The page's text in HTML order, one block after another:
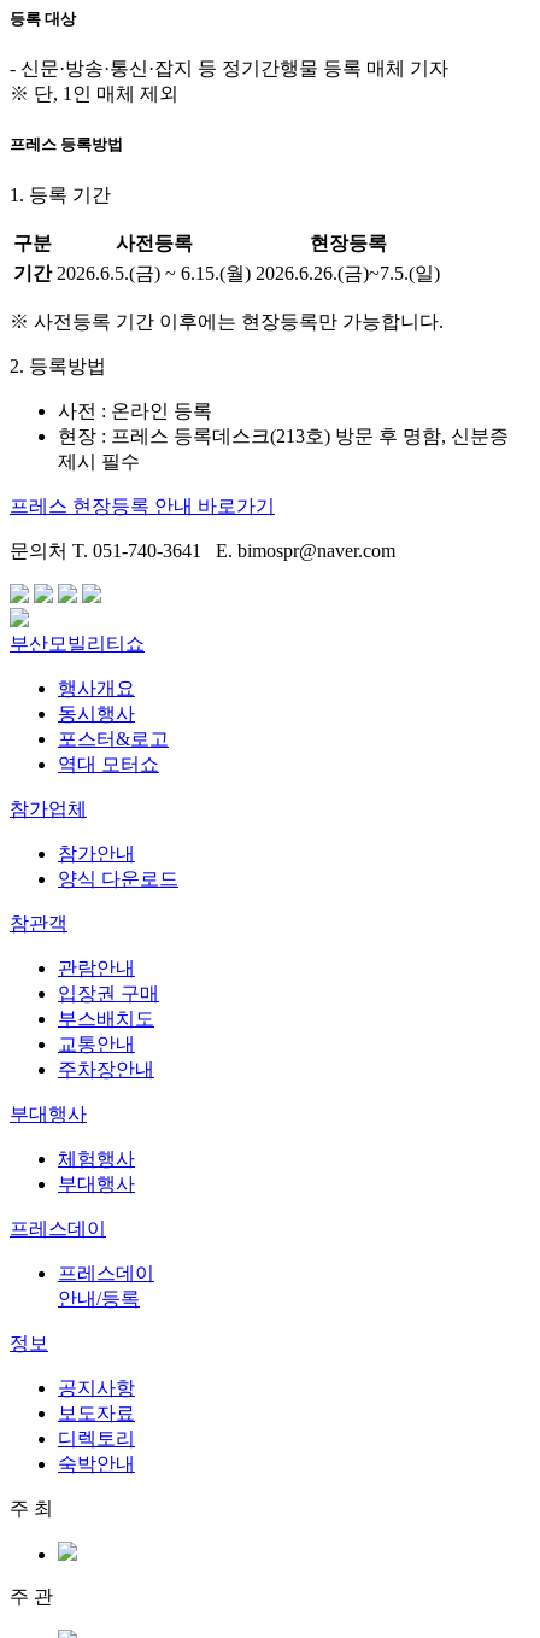
등록 대상
- 신문·방송·통신·잡지 등 정기간행물 등록 매체 기자
※ 단, 1인 매체 제외
프레스 등록방법
1. 등록 기간
구분 사전등록
현장등록
기간 2026.6.5.(금) ~ 6.15.(월) 2026.6.26.(금)~7.5.(일)
※ 사전등록 기간 이후에는 현장등록만 가능합니다.
2. 등록방법
사전 : 온라인 등록
현장 : 프레스 등록데스크(213호) 방문 후 명함, 신분증
제시 필수
프레스 현장등록 안내 바로가기
문의처 T. 051-740-3641 E. bimospr@naver.com
부산모빌리티쇼
행사개요
동시행사
포스터&로고
역대 모터쇼
참가업체
참가안내
양식 다운로드
참관객
관람안내
입장권 구매
부스배치도
교통안내
주차장안내
부대행사
체험행사
부대행사
프레스데이
프레스데이
안내/등록
정보
공지사항
보도자료
디렉토리
숙박안내
주 최
주 관